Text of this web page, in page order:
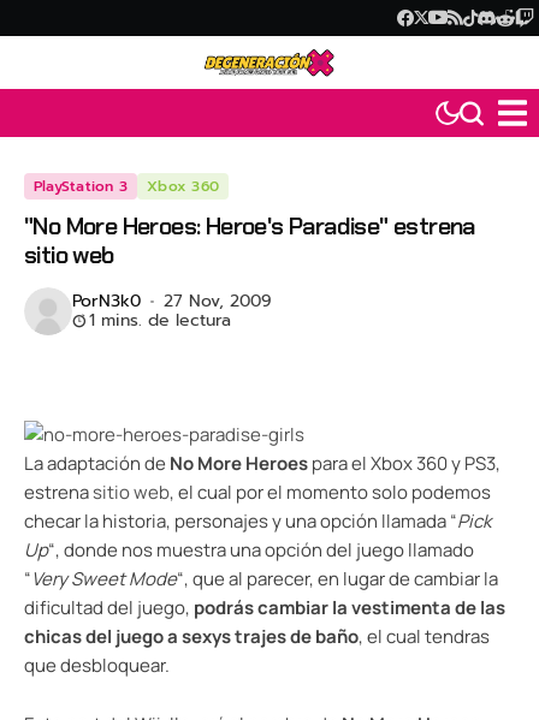
PlayStation 3 Xbox 360
"No More Heroes: Heroe's Paradise" estrena
sitio web
PorN3k0 27 Nov, 2009
1 mins. de lectura
La adaptación de No More Heroespara el Xbox 360 y PS3,
estrenasitio web, el cual por el momento solo podemos
checar la historia, personajes y una opción llamada “Pick
Up“, donde nos muestra una opción del juego llamado
“Very Sweet Mode“, que al parecer, en lugar de cambiar la
dificultad del juego, podrás cambiar la vestimenta de las
chicas del juego a sexys trajes de baño, el cual tendras
que desbloquear.